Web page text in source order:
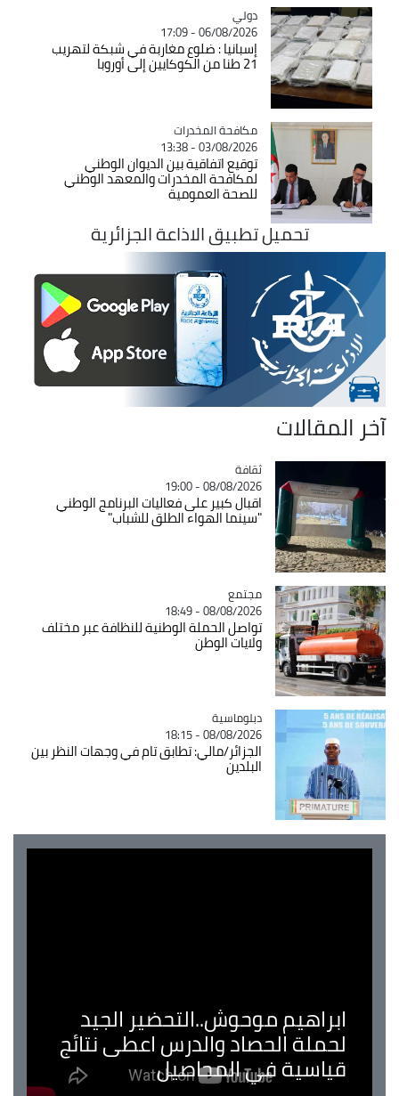
Catégorie
دولي
06/08/2026 - 17:09
إسبانيا : ضلوع مغاربة في شبكة لتهريب
21 طنا من الكوكايين إلى أوروبا
Catégorie
مكافحة المخدرات
03/08/2026 - 13:38
توقيع اتفاقية بين الديوان الوطني
لمكافحة المخدرات والمعهد الوطني
للصحة العمومية
تحميل تطبيق الاذاعة الجزائرية
آخر المقالات
Catégorie
ثقافة
08/08/2026 - 19:00
اقبال كبير على فعاليات البرنامج الوطني
"سينما الهواء الطلق للشباب"
Catégorie
مجتمع
08/08/2026 - 18:49
تواصل الحملة الوطنية للنظافة عبر مختلف
ولايات الوطن
Catégorie
دبلوماسية
08/08/2026 - 18:15
الجزائر/مالي: تطابق تام في وجهات النظر بين
البلدين
ابراهيم موحوش..التحضير الجيد
لحملة الحصاد والدرس اعطى نتائج
قياسية في المحاصيل